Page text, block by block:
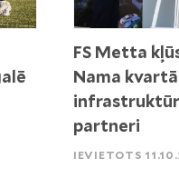
FS Metta
Nama
partneri
IEVIETOTS